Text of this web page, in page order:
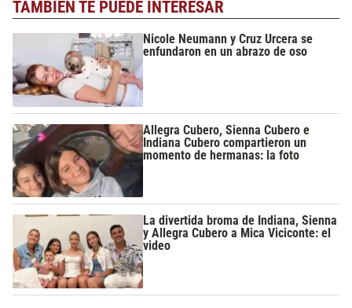
TAMBIÉN TE PUEDE INTERESAR
Nicole Neumann y Cruz Urcera se
enfundaron en un abrazo de oso
Allegra Cubero, Sienna Cubero e
Indiana Cubero compartieron un
momento de hermanas: la foto
La divertida broma de Indiana, Sienna
y Allegra Cubero a Mica Viciconte: el
video